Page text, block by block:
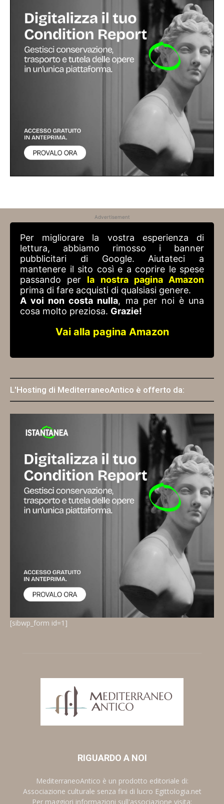
Advertisement
Per migliorare la vostra esperienza di
lettura, abbiamo rimosso i banner
pubblicitari di Google. Aiutateci a
mantenere il sito così e a coprire le spese
passando per la nostra pagina Amazon
prima di fare acquisti di qualsiasi genere.
A voi non costa nulla, ma per noi è una
cosa molto preziosa. Grazie!
Vai alla pagina Amazon
L'Hosting di MediterraneoAntico è offerto da:
[sibwp_form id=1]
RIGUARDO A NOI
MediterraneoAntico è un prodotto editoriale di:
Associazione culturale senza fini di lucro Egittologia.net
Per maggiori informazioni sull'associazione visita: